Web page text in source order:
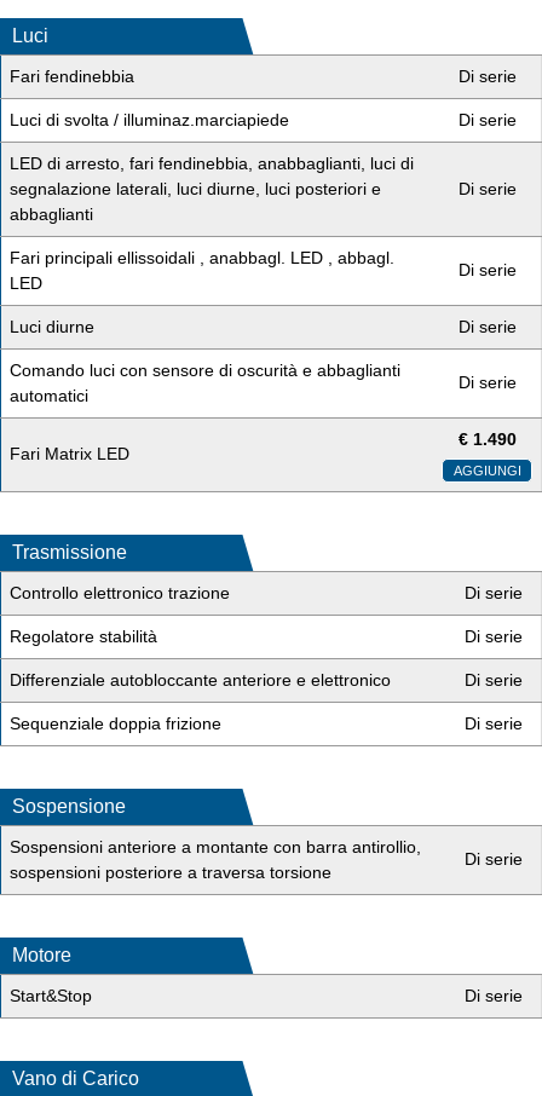
Luci
Fari fendinebbia Di serie
Luci di svolta / illuminaz.marciapiede Di serie
LED di arresto, fari fendinebbia, anabbaglianti, luci di
segnalazione laterali, luci diurne, luci posteriori e
abbaglianti
Di serie
Fari principali ellissoidali , anabbagl. LED , abbagl.
LED
Di serie
Luci diurne Di serie
Comando luci con sensore di oscurità e abbaglianti
automatici
Di serie
Fari Matrix LED
€ 1.490
AGGIUNGI
Trasmissione
Controllo elettronico trazione Di serie
Regolatore stabilità Di serie
Differenziale autobloccante anteriore e elettronico Di serie
Sequenziale doppia frizione Di serie
Sospensione
Sospensioni anteriore a montante con barra antirollio,
sospensioni posteriore a traversa torsione
Di serie
Motore
Start&Stop Di serie
Vano di Carico